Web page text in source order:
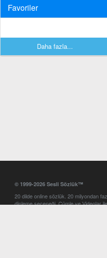
Favoriler
Daha fazla...
© 1999-2026 Sesli Sözlük™
20 dilde online sözlük. 20 milyondan
dinleme seçeneği. Cümle ve Videolar